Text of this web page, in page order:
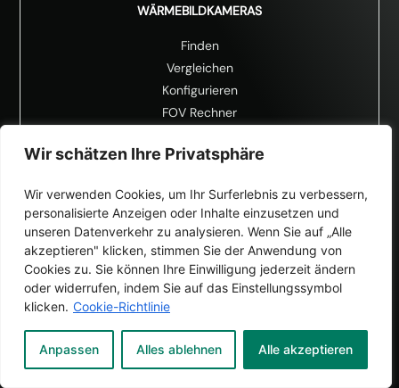
Wir schätzen Ihre Privatsphäre
Wir verwenden Cookies, um Ihr Surferlebnis zu verbessern,
personalisierte Anzeigen oder Inhalte einzusetzen und
unseren Datenverkehr zu analysieren. Wenn Sie auf „Alle
akzeptieren" klicken, stimmen Sie der Anwendung von
Cookies zu. Sie können Ihre Einwilligung jederzeit ändern
oder widerrufen, indem Sie auf das Einstellungssymbol
klicken. Cookie-Richtlinie
Anpassen Alles ablehnen Alle akzeptieren
WÄRMEBILDKAMERAS
Finden
Vergleichen
Konfigurieren
FOV Rechner
Emissionsgradtabelle